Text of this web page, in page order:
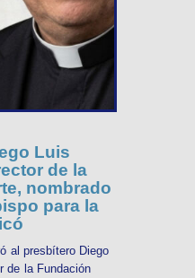
Luis
de la
nombrado
para la
al presbítero Diego
de la Fundación